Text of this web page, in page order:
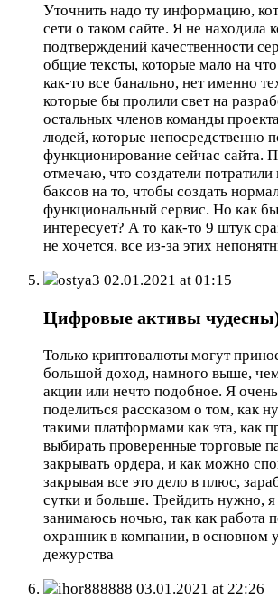
Уточнить надо ту информацию,
сети о таком сайте. Я не находила
подтверждений качественности
общие тексты, которые мало на
как-то все банально, нет именно
которые бы пролили свет на
остальных членов команды
людей, которые непосредственно
функционирование сейчас сайта.
отмечаю, что создатели
баксов на то, чтобы создать
функциональный сервис. Но как
интересует? А то как-то 9 штук
не хочется, все из-за этих
ostya3 02.01.2021 at 01:15
Цифровые активы
Только криптовалюты могут
большой доход, намного выше,
акции или нечто подобное. Я
поделиться рассказом о том, как
такими платформами как эта, как
выбирать проверенные торговые
закрывать ордера, и как можно
закрывая все это дело в плюс,
сутки и больше. Трейдить нужно,
занимаюсь ночью, так как работа
охранник в компании, в основном
дежурства
ihor888888 03.01.2021 at 22:26